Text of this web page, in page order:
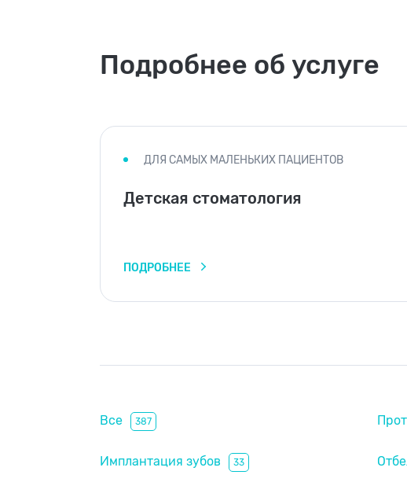
Подробнее об услуге
ДЛЯ САМЫХ МАЛЕНЬКИХ ПАЦИЕНТОВ
Детская стоматология
ПОДРОБНЕЕ
Все 387
Имплантация зубов 33